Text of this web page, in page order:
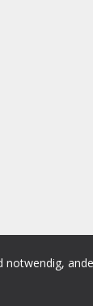
notwendig,